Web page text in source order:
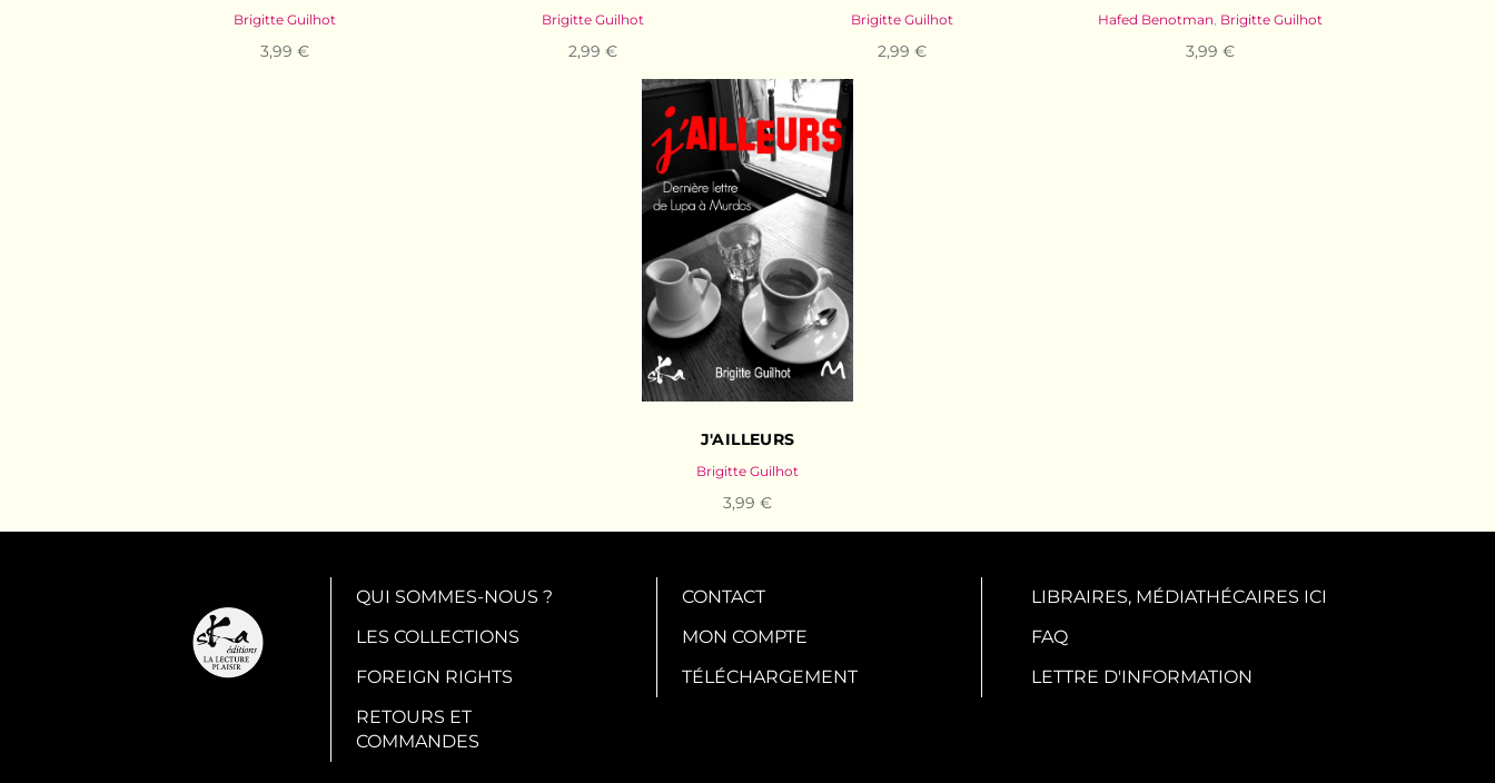
Brigitte Guilhot
3,99 €
Brigitte Guilhot
2,99 €
Brigitte Guilhot
2,99 €
Hafed Benotman, Brigitte Guilhot
3,99 €
J'AILLEURS
Brigitte Guilhot
3,99 €
QUI SOMMES-NOUS ?
LES COLLECTIONS
FOREIGN RIGHTS
RETOURS ET
COMMANDES
CONTACT
MON COMPTE
TÉLÉCHARGEMENT
LIBRAIRES, MÉDIATHÉCAIRES ICI
FAQ
LETTRE D'INFORMATION